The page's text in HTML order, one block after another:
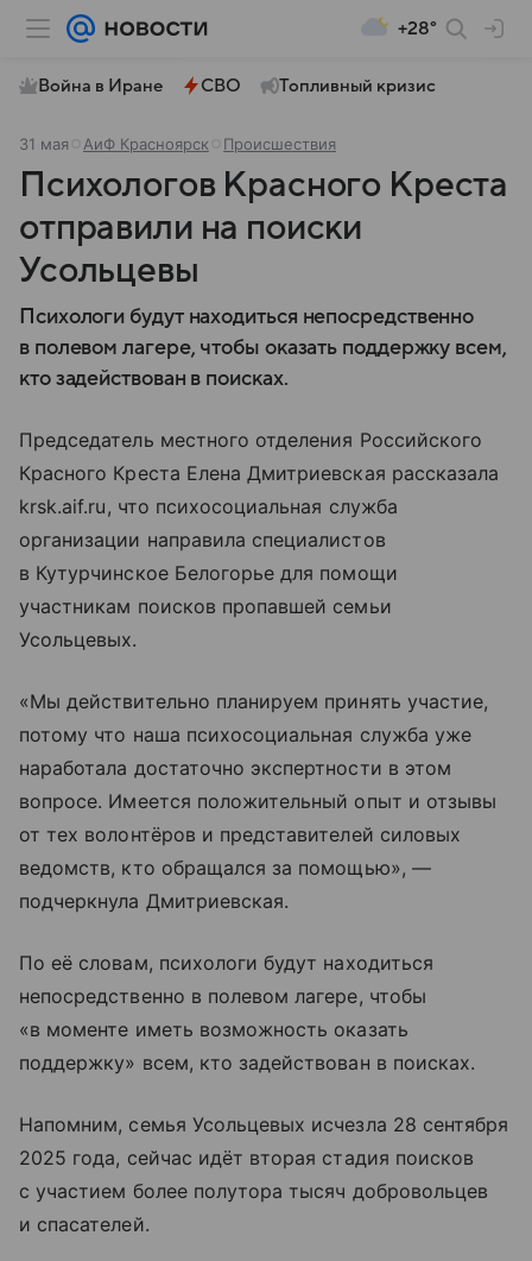
+28°
Война в Иране СВО Топливный кризис
31 мая АиФ Красноярск Происшествия
Психологов Красного Креста
отправили на поиски
Усольцевы
Психологи будут находиться непосредственно
в полевом лагере, чтобы оказать поддержку всем,
кто задействован в поисках.
Председатель местного отделения Российского
Красного Креста Елена Дмитриевская рассказала
krsk.aif.ru, что психосоциальная служба
организации направила специалистов
в Кутурчинское Белогорье для помощи
участникам поисков пропавшей семьи
Усольцевых.
«Мы действительно планируем принять участие,
потому что наша психосоциальная служба уже
наработала достаточно экспертности в этом
вопросе. Имеется положительный опыт и отзывы
от тех волонтёров и представителей силовых
ведомств, кто обращался за помощью», —
подчеркнула Дмитриевская.
По её словам, психологи будут находиться
непосредственно в полевом лагере, чтобы
«в моменте иметь возможность оказать
поддержку» всем, кто задействован в поисках.
Напомним, семья Усольцевых исчезла 28 сентября
2025 года, сейчас идёт вторая стадия поисков
с участием более полутора тысяч добровольцев
и спасателей.